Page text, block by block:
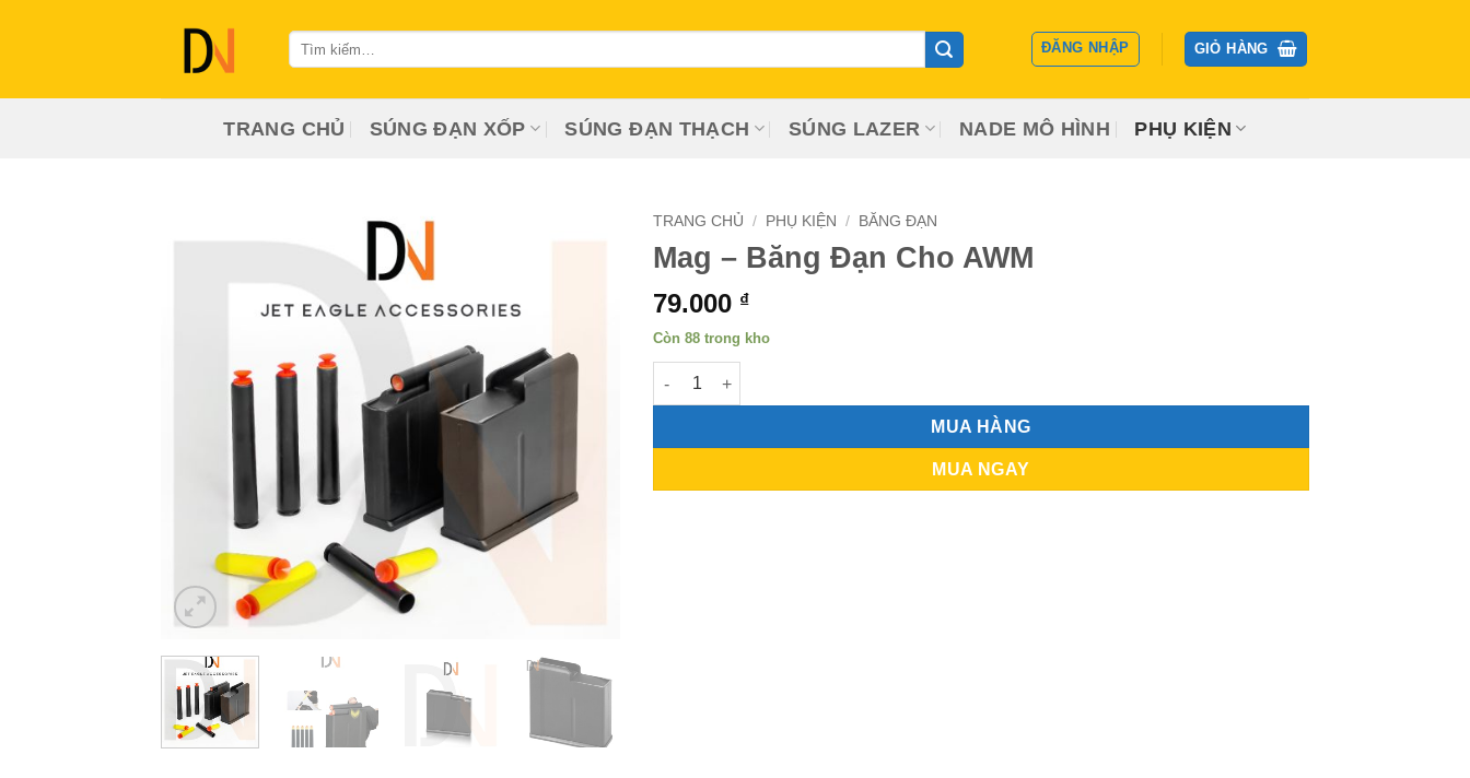
dung
Tìm
kiếm:
ĐĂNG NHẬP GIỎ HÀNG
TRANG CHỦ SÚNG ĐẠN XỐP SÚNG ĐẠN THẠCH SÚNG LAZER NADE MÔ HÌNH PHỤ KIỆN
TRANG CHỦ / PHỤ KIỆN / BĂNG ĐẠN
Mag – Băng Đạn Cho AWM
79.000 ₫
Còn 88 trong kho
Mag - Băng Đạn Cho AWM số lượng
MUA HÀNG
MUA NGAY